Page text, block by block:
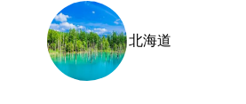
北海道